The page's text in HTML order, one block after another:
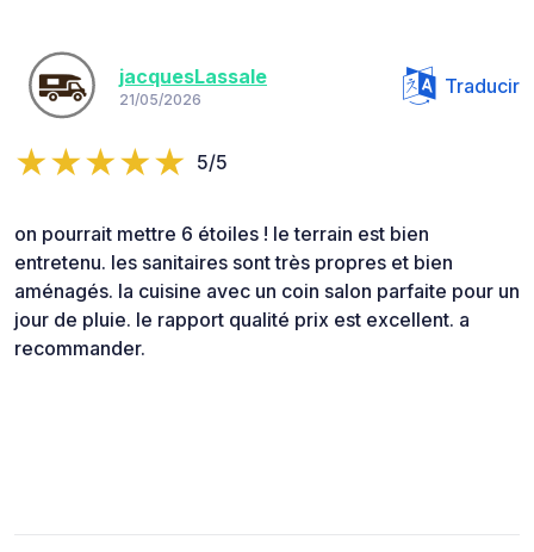
jacquesLassale
21/05/2026
Traducir
5/5
on pourrait mettre 6 étoiles ! le terrain est bien
entretenu. les sanitaires sont très propres et bien
aménagés. la cuisine avec un coin salon parfaite pour un
jour de pluie. le rapport qualité prix est excellent. a
recommander.